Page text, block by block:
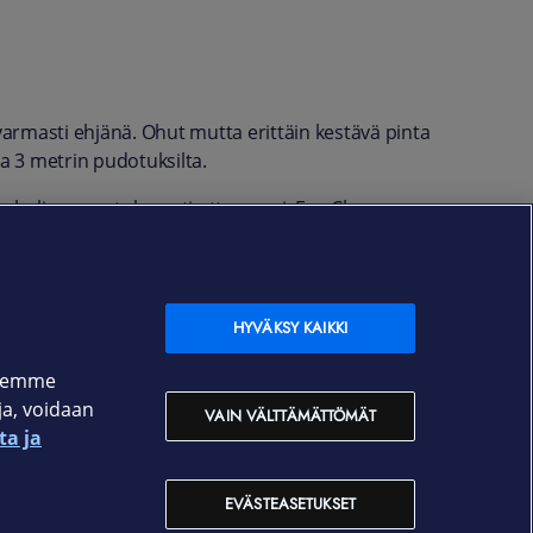
ehjänä. Ohut mutta erittäin kestävä pinta
3 metrin pudotuksilta.
pysyy tukevasti otteessasi. Evo Clear -
voidaan
ja
EVÄSTEASETUKSET
VAIN VÄLTTÄMÄTTÖMÄT
HYVÄKSY KAIKKI